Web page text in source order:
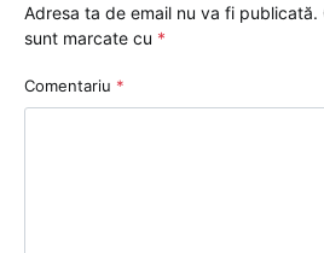
Adresa ta de email nu va fi publicată.
sunt marcate cu *
Comentariu *